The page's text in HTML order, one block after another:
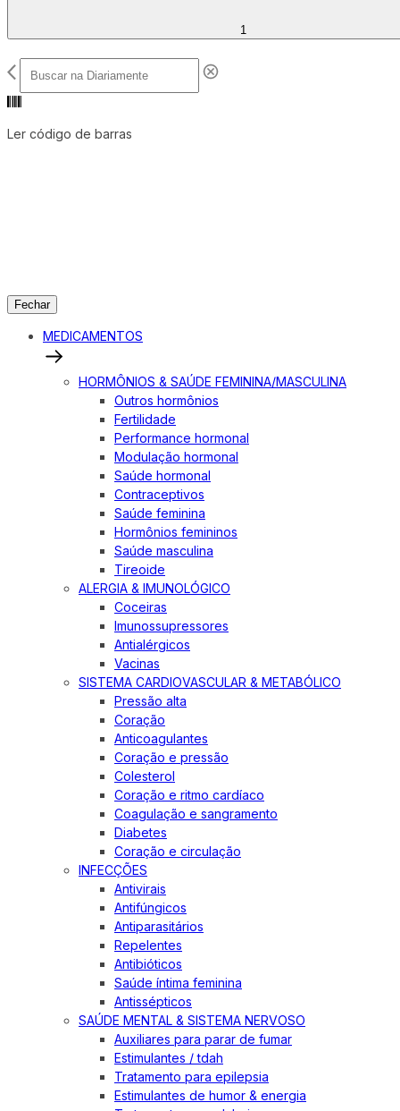
1
Ler código de barras
Fechar
MEDICAMENTOS
HORMÔNIOS & SAÚDE FEMININA/MASCULINA
Outros hormônios
Fertilidade
Performance hormonal
Modulação hormonal
Saúde hormonal
Contraceptivos
Saúde feminina
Hormônios femininos
Saúde masculina
Tireoide
ALERGIA & IMUNOLÓGICO
Coceiras
Imunossupressores
Antialérgicos
Vacinas
SISTEMA CARDIOVASCULAR & METABÓLICO
Pressão alta
Coração
Anticoagulantes
Coração e pressão
Colesterol
Coração e ritmo cardíaco
Coagulação e sangramento
Diabetes
Coração e circulação
INFECÇÕES
Antivirais
Antifúngicos
Antiparasitários
Repelentes
Antibióticos
Saúde íntima feminina
Antissépticos
SAÚDE MENTAL & SISTEMA NERVOSO
Auxiliares para parar de fumar
Estimulantes / tdah
Tratamento para epilepsia
Estimulantes de humor & energia